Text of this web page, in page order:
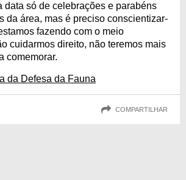
data só de celebrações e parabéns
da área, mas é preciso conscientizar-
fazendo com o meio
cuidarmos direito, não teremos mais
comemorar.
da Defesa da Fauna
COMPARTILHAR